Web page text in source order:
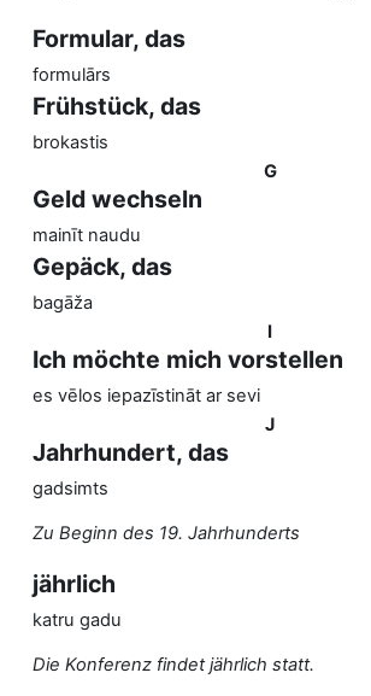
Formular, das
formulārs
Frühstück, das
brokastis
G
Geld wechseln
mainīt naudu
Gepäck, das
bagāža
I
Ich möchte mich vorstellen
es vēlos iepazīstināt ar sevi
J
Jahrhundert, das
gadsimts
Zu Beginn des 19. Jahrhunderts
jährlich
katru gadu
Die Konferenz findet jährlich statt.